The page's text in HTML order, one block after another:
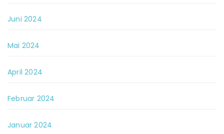
Juni 2024
Mai 2024
April 2024
Februar 2024
Januar 2024